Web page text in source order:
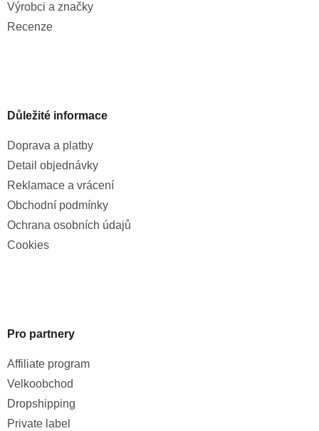
Výrobci a značky
Recenze
Důležité informace
Doprava a platby
Detail objednávky
Reklamace a vrácení
Obchodní podmínky
Ochrana osobních údajů
Cookies
Pro partnery
Affiliate program
Velkoobchod
Dropshipping
Private label